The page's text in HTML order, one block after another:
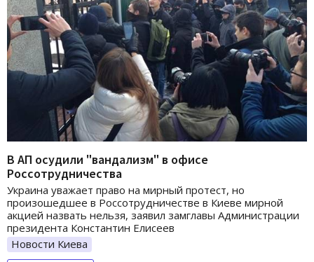
В АП осудили "вандализм" в офисе
Россотрудничества
Украина уважает право на мирный протест, но
произошедшее в Россотрудничестве в Киеве мирной
акцией назвать нельзя, заявил замглавы Администрации
президента Константин Елисеев
Новости Киева